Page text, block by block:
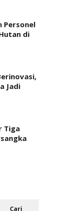
Personel
di
Jadi
Tiga